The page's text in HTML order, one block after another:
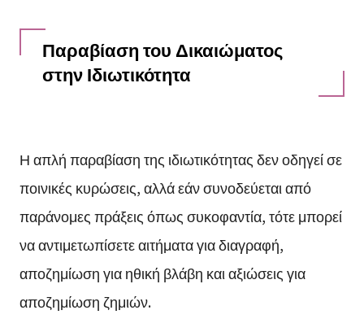
Παραβίαση του Δικαιώματος
στην Ιδιωτικότητα
Η απλή παραβίαση της ιδιωτικότητας δεν οδηγεί σε
ποινικές κυρώσεις, αλλά εάν συνοδεύεται από
παράνομες πράξεις όπως συκοφαντία, τότε μπορεί
να αντιμετωπίσετε αιτήματα για διαγραφή,
αποζημίωση για ηθική βλάβη και αξιώσεις για
αποζημίωση ζημιών.